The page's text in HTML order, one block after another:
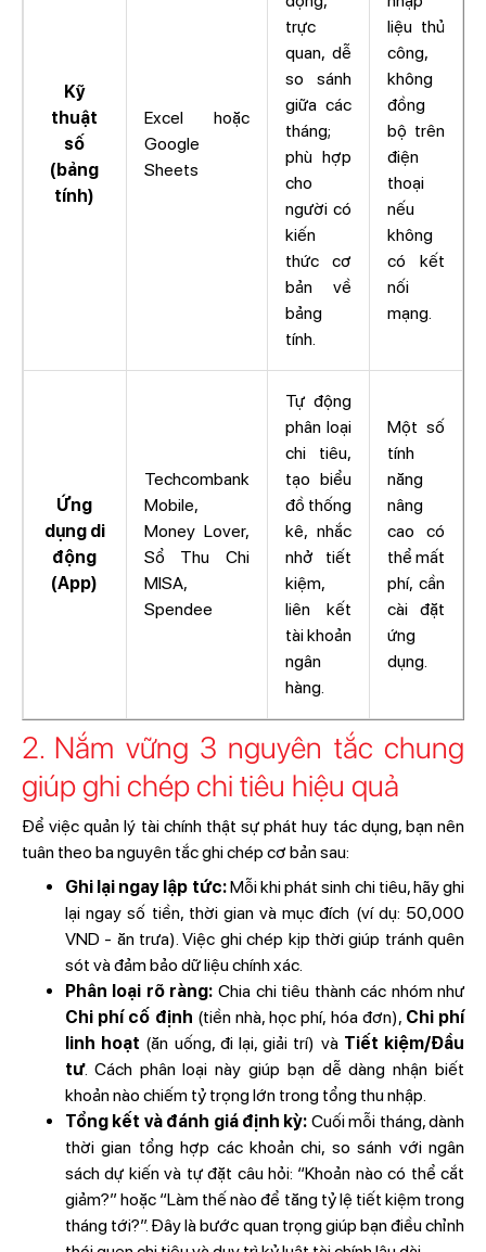
Kỹ
thuật
số
(bảng
tính)
Excel hoặc
Google
Sheets
trực
quan, dễ
so sánh
giữa các
tháng;
phù hợp
cho
người có
kiến
thức cơ
bản về
bảng
tính.
liệu thủ
công,
không
đồng
bộ trên
điện
thoại
nếu
không
có kết
nối
mạng.
Ứng
dụng di
động
(App)
Techcombank
Mobile,
Money Lover,
Sổ Thu Chi
MISA,
Spendee
Tự động
phân loại
chi tiêu,
tạo biểu
đồ thống
kê, nhắc
nhở tiết
kiệm,
liên kết
tài khoản
ngân
hàng.
Một số
tính
năng
nâng
cao có
thể mất
phí, cần
cài đặt
ứng
dụng.
2. Nắm vững 3 nguyên tắc chung
giúp ghi chép chi tiêu hiệu quả
Để việc quản lý tài chính thật sự phát huy tác dụng, bạn nên
tuân theo ba nguyên tắc ghi chép cơ bản sau:
Ghi lại ngay lập tức:Mỗi khi phát sinh chi tiêu, hãy ghi
lại ngay số tiền, thời gian và mục đích (ví dụ: 50,000
VND - ăn trưa). Việc ghi chép kịp thời giúp tránh quên
sót và đảm bảo dữ liệu chính xác.
Phân loại rõ ràng: Chia chi tiêu thành các nhóm như
Chi phí cố định (tiền nhà, học phí, hóa đơn), Chi phí
linh hoạt (ăn uống, đi lại, giải trí) và Tiết kiệm/Đầu
tư. Cách phân loại này giúp bạn dễ dàng nhận biết
khoản nào chiếm tỷ trọng lớn trong tổng thu nhập.
Tổng kết và đánh giá định kỳ: Cuối mỗi tháng, dành
thời gian tổng hợp các khoản chi, so sánh với ngân
sách dự kiến và tự đặt câu hỏi: “Khoản nào có thể cắt
giảm?” hoặc “Làm thế nào để tăng tỷ lệ tiết kiệm trong
tháng tới?”. Đây là bước quan trọng giúp bạn điều chỉnh